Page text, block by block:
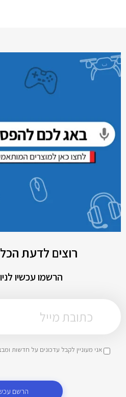
רוצים לדעת
הרשמו עכשיו
אני מעוניין לקבל עדכונים על חדשות
הרשם